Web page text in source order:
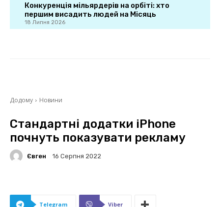
Конкуренція мільярдерів на орбіті: хто
першим висадить людей на Місяць
18 Липня 2026